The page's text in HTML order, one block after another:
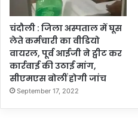
चंदौली : जिला अस्पताल में घूस
लेते कर्मचारी का वीडियो
वायरल, पूर्व आईजी ने ट्वीट कर
कार्रवाई की उठाई मांग,
सीएमएस बोलीं होगी जांच
September 17, 2022